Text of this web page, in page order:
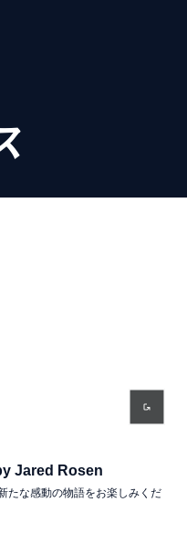
Jared Rosen
たな感動の物語をお楽しみくだ